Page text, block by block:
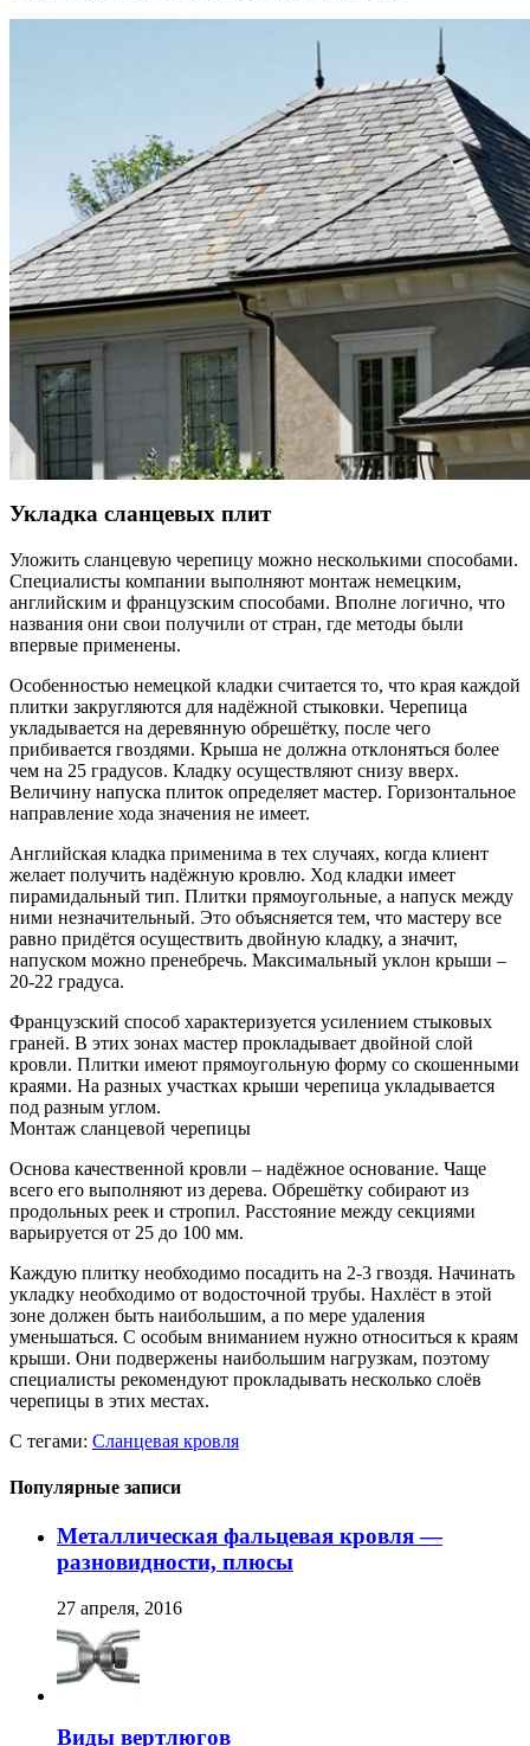
Укладка сланцевых плит
Уложить сланцевую черепицу можно несколькими способами.
Специалисты компании выполняют монтаж немецким,
английским и французским способами. Вполне логично, что
названия они свои получили от стран, где методы были
впервые применены.
Особенностью немецкой кладки считается то, что края каждой
плитки закругляются для надёжной стыковки. Черепица
укладывается на деревянную обрешётку, после чего
прибивается гвоздями. Крыша не должна отклоняться более
чем на 25 градусов. Кладку осуществляют снизу вверх.
Величину напуска плиток определяет мастер. Горизонтальное
направление хода значения не имеет.
Английская кладка применима в тех случаях, когда клиент
желает получить надёжную кровлю. Ход кладки имеет
пирамидальный тип. Плитки прямоугольные, а напуск между
ними незначительный. Это объясняется тем, что мастеру все
равно придётся осуществить двойную кладку, а значит,
напуском можно пренебречь. Максимальный уклон крыши –
20-22 градуса.
Французский способ характеризуется усилением стыковых
граней. В этих зонах мастер прокладывает двойной слой
кровли. Плитки имеют прямоугольную форму со скошенными
краями. На разных участках крыши черепица укладывается
под разным углом.
Монтаж сланцевой черепицы
Основа качественной кровли – надёжное основание. Чаще
всего его выполняют из дерева. Обрешётку собирают из
продольных реек и стропил. Расстояние между секциями
варьируется от 25 до 100 мм.
Каждую плитку необходимо посадить на 2-3 гвоздя. Начинать
укладку необходимо от водосточной трубы. Нахлёст в этой
зоне должен быть наибольшим, а по мере удаления
уменьшаться. С особым вниманием нужно относиться к краям
крыши. Они подвержены наибольшим нагрузкам, поэтому
специалисты рекомендуют прокладывать несколько слоёв
черепицы в этих местах.
С тегами: Сланцевая кровля
Популярные записи
Металлическая фальцевая кровля —
разновидности, плюсы
27 апреля, 2016
Виды вертлюгов